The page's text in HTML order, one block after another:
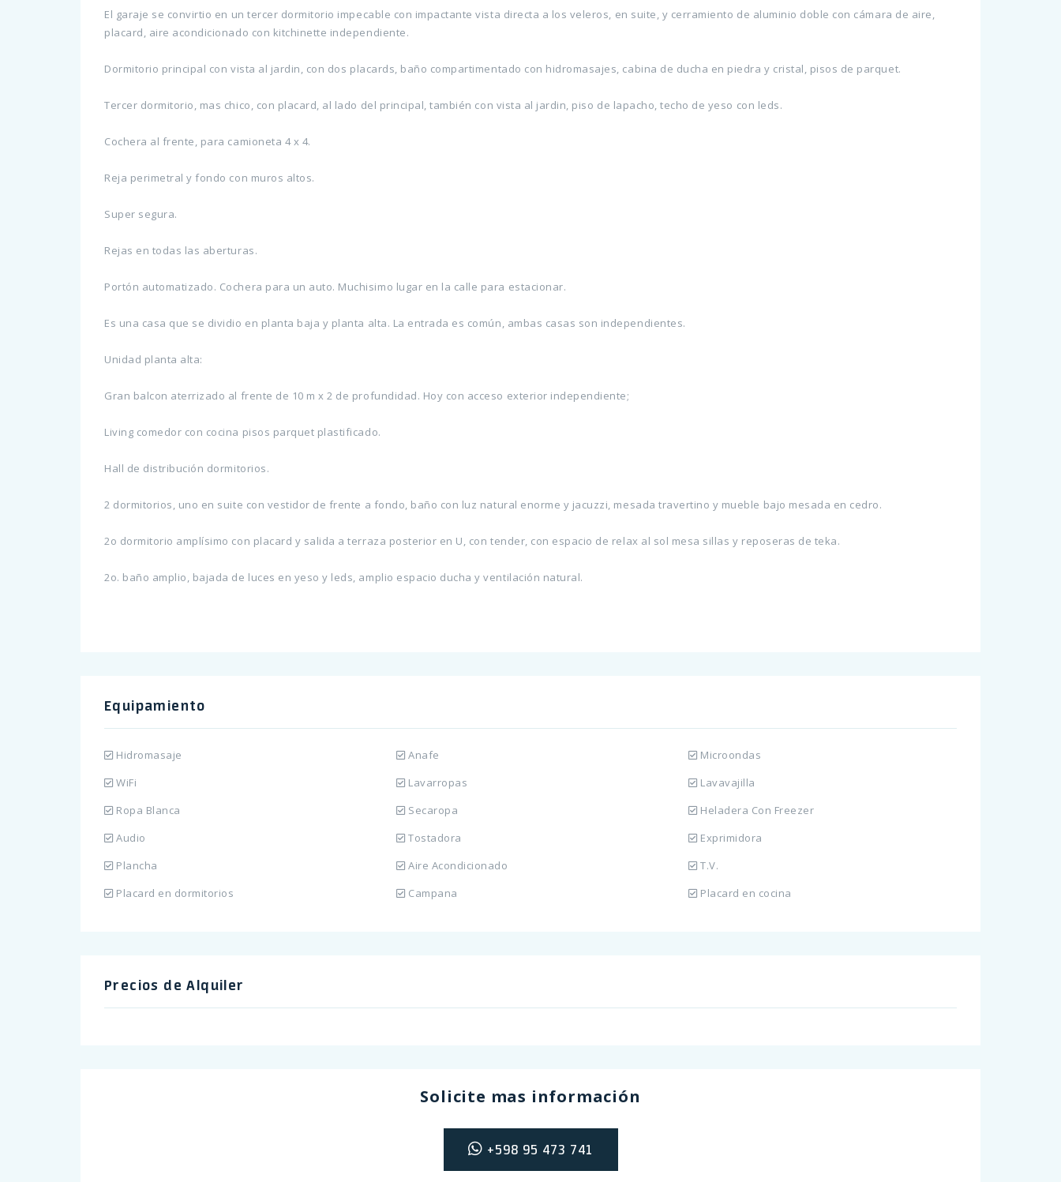
El garaje se convirtio en un tercer dormitorio impecable con impactante vista directa a los veleros, en suite, y cerramiento de aluminio doble con cámara de aire,
placard, aire acondicionado con kitchinette independiente.
Dormitorio principal con vista al jardin, con dos placards, baño compartimentado con hidromasajes, cabina de ducha en piedra y cristal, pisos de parquet.
Tercer dormitorio, mas chico, con placard, al lado del principal, también con vista al jardin, piso de lapacho, techo de yeso con leds.
Cochera al frente, para camioneta 4 x 4.
Reja perimetral y fondo con muros altos.
Super segura.
Rejas en todas las aberturas.
Portón automatizado. Cochera para un auto. Muchisimo lugar en la calle para estacionar.
Es una casa que se dividio en planta baja y planta alta. La entrada es común, ambas casas son independientes.
Unidad planta alta:
Gran balcon aterrizado al frente de 10 m x 2 de profundidad. Hoy con acceso exterior independiente;
Living comedor con cocina pisos parquet plastificado.
Hall de distribución dormitorios.
2 dormitorios, uno en suite con vestidor de frente a fondo, baño con luz natural enorme y jacuzzi, mesada travertino y mueble bajo mesada en cedro.
2o dormitorio amplísimo con placard y salida a terraza posterior en U, con tender, con espacio de relax al sol mesa sillas y reposeras de teka.
2o. baño amplio, bajada de luces en yeso y leds, amplio espacio ducha y ventilación natural.
Equipamiento
Hidromasaje Anafe
Microondas
WiFi
Lavarropas
Lavavajilla
Ropa Blanca
Secaropa
Heladera Con Freezer
Audio
Tostadora
Exprimidora
Plancha
Aire Acondicionado
T.V.
Placard en dormitorios
Campana Placard en cocina
Precios de Alquiler
Solicite mas información
+598 95 473 741